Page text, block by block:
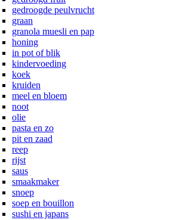
gedroogde peulvrucht
graan
granola muesli en pap
honing
in pot of blik
kindervoeding
koek
kruiden
meel en bloem
noot
olie
pasta en zo
pit en zaad
reep
rijst
saus
smaakmaker
snoep
soep en bouillon
sushi en japans